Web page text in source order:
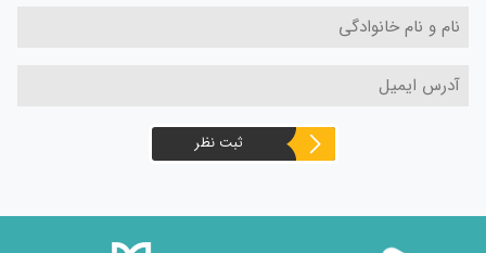
ثبت نظر